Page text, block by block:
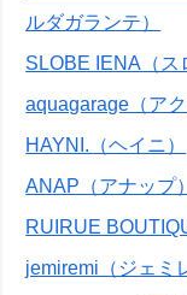
ルダガランテ）
SLOBE IENA（ス
aquagarage（アク
HAYNI.（ヘイニ）
ANAP（アナップ）
RUIRUE
jemiremi（ジェミ